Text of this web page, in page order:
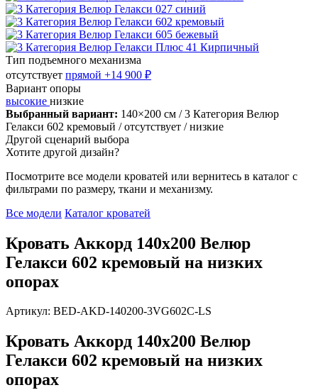
Тип подъемного механизма
отсутствует прямой +14 900 ₽
Вариант опоры
высокие низкие
Выбранный вариант: 140×200 см / 3 Категория Велюр
Гелакси 602 кремовый / отсутствует / низкие
Другой сценарий выбора
Хотите другой дизайн?
Посмотрите все модели кроватей или вернитесь в каталог с
фильтрами по размеру, ткани и механизму.
Все модели Каталог кроватей
Кровать Аккорд 140х200 Велюр
Гелакси 602 кремовый на низких
опорах
Артикул: BED-AKD-140200-3VG602C-LS
Кровать Аккорд 140х200 Велюр
Гелакси 602 кремовый на низких
опорах